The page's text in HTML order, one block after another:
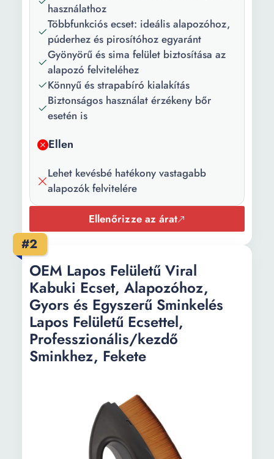
Szín:
Fekete
Darabok
száma:
1
használathoz
Többfunkciós ecset: ideális alapozóhoz,
púderhez és pirosítóhoz egyaránt
Gyönyörű és sima felület biztosítása az
alapozó felviteléhez
Könnyű és strapabíró kialakítás
Biztonságos használat érzékeny bőr
esetén is
Ellen
Lehet kevésbé hatékony vastagabb
alapozók felvitelére
Ellenőrizze az árat
#2
OEM Lapos Felületű Viral
Kabuki Ecset, Alapozóhoz,
Gyors és Egyszerű Sminkelés
Lapos Felületű Ecsettel,
Professzionális/kezdő
Sminkhez, Fekete